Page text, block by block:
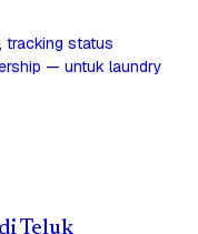
tracking status
— untuk laundry
Teluk